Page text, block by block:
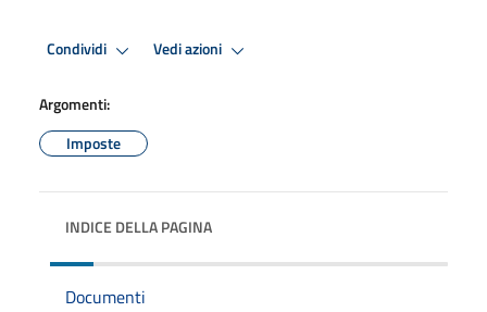
Condividi Vedi azioni
Argomenti:
Imposte
INDICE DELLA PAGINA
Documenti